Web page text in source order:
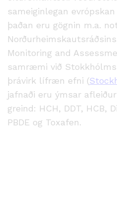
sameiginlegan
þaðan eru gögnin m.a.
Monitoring and
samræmi við
þrávirk lífræn efni (
jafnaði eru ýmsar
greind: HCH, DDT, HCB,
PBDE og Toxafen.